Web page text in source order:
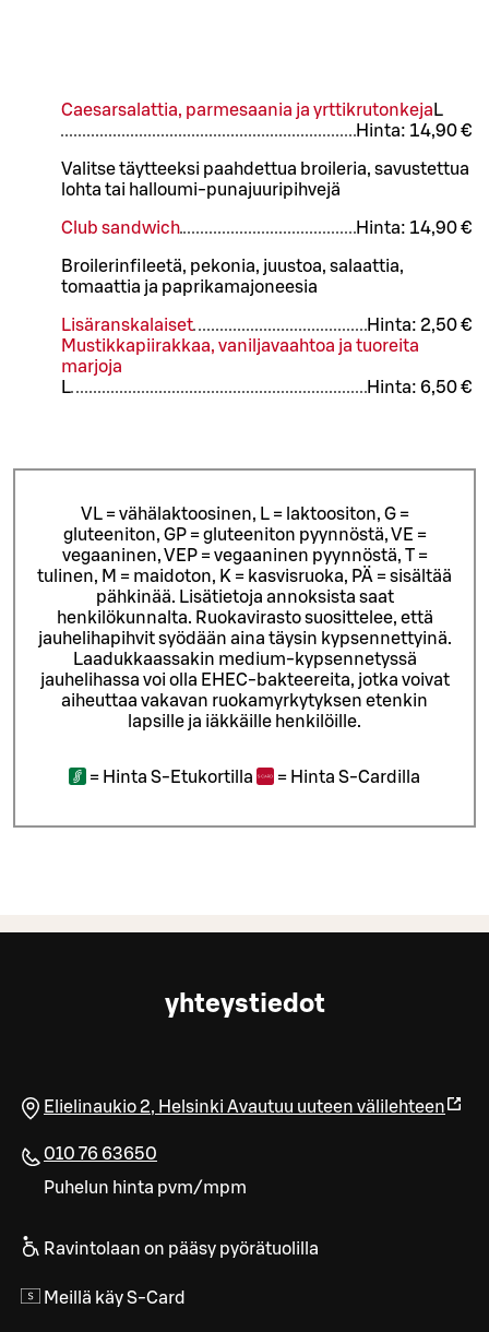
Caesarsalattia, parmesaania ja yrttikrutonkeja L
Hinta: 14,90 €
Valitse täytteeksi paahdettua broileria, savustettua
lohta tai halloumi-punajuuripihvejä
Club sandwich Hinta: 14,90 €
Broilerinfileetä, pekonia, juustoa, salaattia,
tomaattia ja paprikamajoneesia
Lisäranskalaiset Hinta: 2,50 €
Mustikkapiirakkaa, vaniljavaahtoa ja tuoreita
marjoja
L
Hinta: 6,50 €
VL = vähälaktoosinen, L = laktoositon, G =
gluteeniton, GP = gluteeniton pyynnöstä, VE =
vegaaninen, VEP = vegaaninen pyynnöstä, T =
tulinen, M = maidoton, K = kasvisruoka, PÄ = sisältää
pähkinää. Lisätietoja annoksista saat
henkilökunnalta. Ruokavirasto suosittelee, että
jauhelihapihvit syödään aina täysin kypsennettyinä.
Laadukkaassakin medium-kypsennetyssä
jauhelihassa voi olla EHEC-bakteereita, jotka voivat
aiheuttaa vakavan ruokamyrkytyksen etenkin
lapsille ja iäkkäille henkilöille.
= Hinta S-Etukortilla = Hinta S-Cardilla
yhteystiedot
Elielinaukio 2, Helsinki Avautuu uuteen välilehteen
010 76 63650
Puhelun hinta pvm/mpm
Ravintolaan on pääsy pyörätuolilla
Meillä käy S-Card